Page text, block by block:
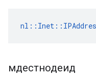
мдестнодеид